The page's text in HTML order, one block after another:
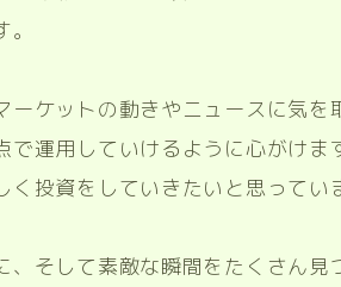
ーケットの動きやニュースに気を
で運用していけるように心がけま
投資をしていきたいと思ってい
、そして素敵な瞬間をたくさん見